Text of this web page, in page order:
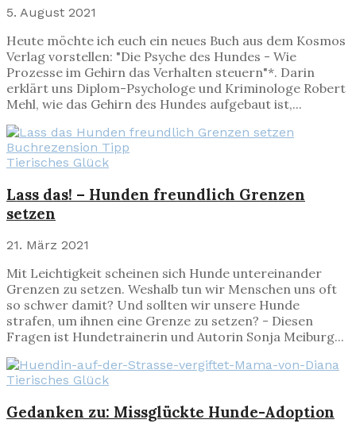
5. August 2021
Heute möchte ich euch ein neues Buch aus dem Kosmos
Verlag vorstellen: "Die Psyche des Hundes - Wie
Prozesse im Gehirn das Verhalten steuern"*. Darin
erklärt uns Diplom-Psychologe und Kriminologe Robert
Mehl, wie das Gehirn des Hundes aufgebaut ist,...
Tierisches Glück
Lass das! – Hunden freundlich Grenzen
setzen
21. März 2021
Mit Leichtigkeit scheinen sich Hunde untereinander
Grenzen zu setzen. Weshalb tun wir Menschen uns oft
so schwer damit? Und sollten wir unsere Hunde
strafen, um ihnen eine Grenze zu setzen? - Diesen
Fragen ist Hundetrainerin und Autorin Sonja Meiburg...
Tierisches Glück
Gedanken zu: Missglückte Hunde-Adoption